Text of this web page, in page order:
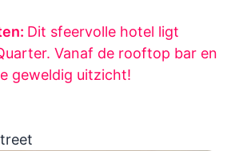
Dit sfeervolle hotel ligt
Vanaf de rooftop bar en
geweldig uitzicht!